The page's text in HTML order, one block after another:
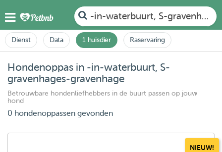
-in-waterbuurt, S-
Dienst Data 1 huisdier Raservaring
Hondenoppas in -in-waterbuurt, S-
gravenhages-gravenhage
Betrouwbare hondenliefhebbers in de buurt passen op jouw
hond
0 hondenoppassen gevonden
NIEUW!